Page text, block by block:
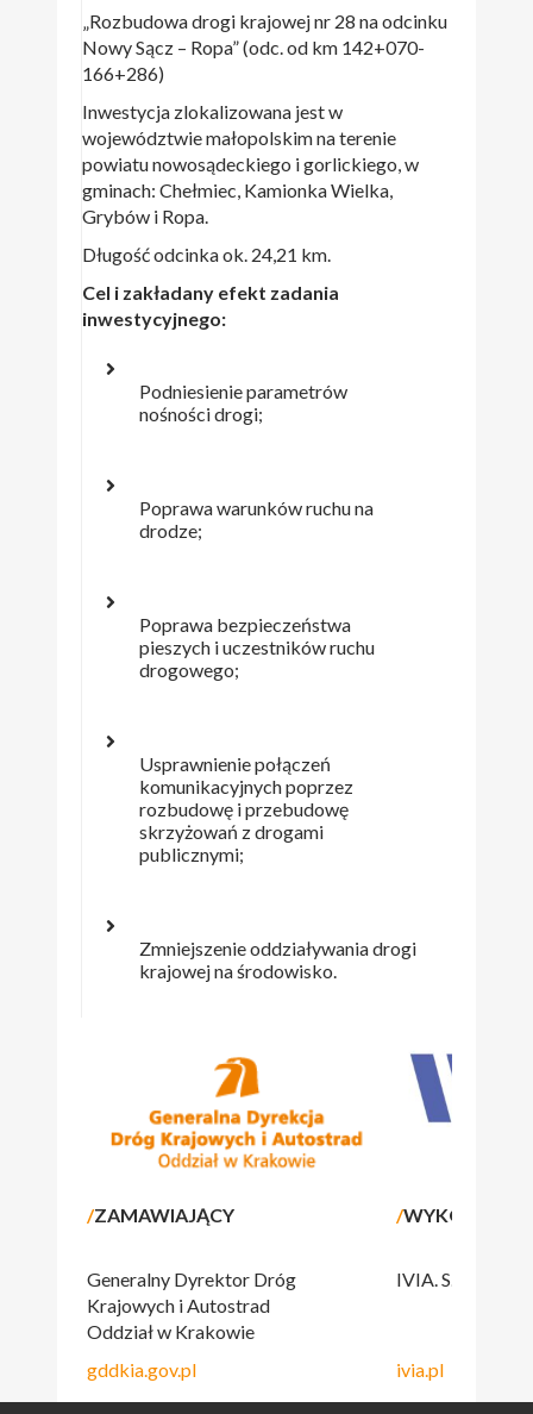
„Rozbudowa drogi krajowej nr 28 na odcinku
Nowy Sącz – Ropa” (odc. od km 142+070-
166+286)
Inwestycja zlokalizowana jest w
województwie małopolskim na terenie
powiatu nowosądeckiego i gorlickiego, w
gminach: Chełmiec, Kamionka Wielka,
Grybów i Ropa.
Długość odcinka ok. 24,21 km.
Cel i zakładany efekt zadania
inwestycyjnego:
Podniesienie parametrów
nośności drogi;
Poprawa warunków ruchu na
drodze;
Poprawa bezpieczeństwa
pieszych i uczestników ruchu
drogowego;
Usprawnienie połączeń
komunikacyjnych poprzez
rozbudowę i przebudowę
skrzyżowań z drogami
publicznymi;
Zmniejszenie oddziaływania drogi
krajowej na środowisko.
/ZAMAWIAJĄCY /
Generalny Dyrektor Dróg
Krajowych i Autostrad
Oddział w Krakowie
IVIA. S.A.
gddkia.gov.pl ivia.pl